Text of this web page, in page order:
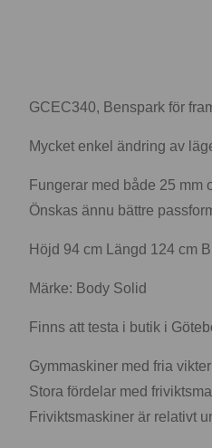
GCEC340, Benspark för
Mycket enkel ändring av
Fungerar med både 25 mm
Önskas ännu bättre
Höjd 94 cm Längd 124 cm
Märke: Body Solid
Finns att testa i butik i
Gymmaskiner med fria
Stora fördelar med
Friviktsmaskiner är relativt